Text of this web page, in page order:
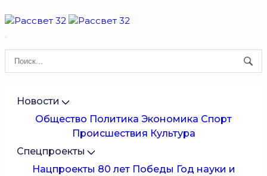
Новости
Общество Политика Экономика Спорт
Происшествия Культура
Спецпроекты
Нацпроекты 80 лет Победы Год науки и